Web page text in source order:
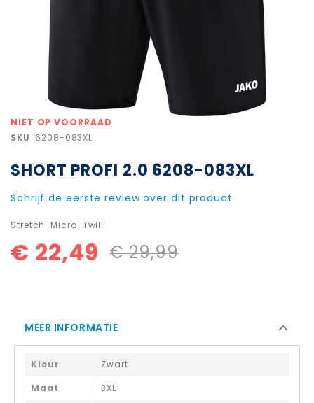
NIET OP VOORRAAD
SKU 6208-083XL
SHORT PROFI 2.0 6208-083XL
Schrijf de eerste review over dit product
Stretch-Micro-Twill
€ 22,49 € 29,99
Ga
naar
van
afbeeldingen-
MEER INFORMATIE
Kleur
Zwart
Maat
3XL